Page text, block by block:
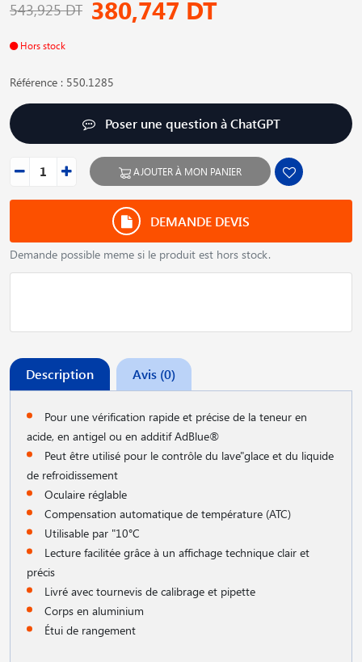
543,925 DT 380,747 DT
Hors stock
Référence : 550.1285
Poser une question à ChatGPT
AJOUTER À MON PANIER
DEMANDE DEVIS
Demande possible meme si le produit est hors stock.
Description Avis (0)
Pour une vérification rapide et précise de la teneur en
acide, en antigel ou en additif AdBlue®
Peut être utilisé pour le contrôle du lave"glace et du liquide
de refroidissement
Oculaire réglable
Compensation automatique de température (ATC)
Utilisable par "10°C
Lecture facilitée grâce à un affichage technique clair et
précis
Livré avec tournevis de calibrage et pipette
Corps en aluminium
Étui de rangement